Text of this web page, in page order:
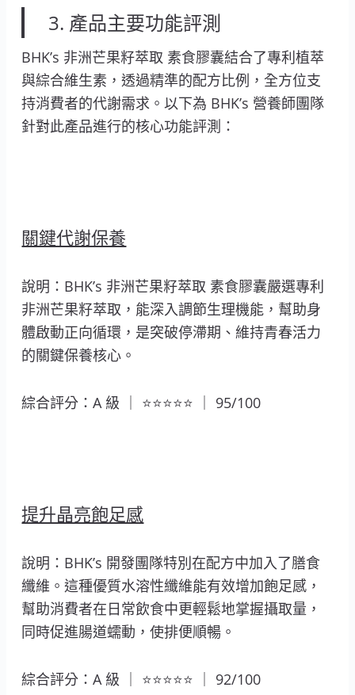
3. 產品主要功能評測
BHK’s 非洲芒果籽萃取 素食膠囊結合了專利植萃
與綜合維生素，透過精準的配方比例，全方位支
持消費者的代謝需求。以下為 BHK’s 營養師團隊
針對此產品進行的核心功能評測：
關鍵代謝保養
說明：BHK’s 非洲芒果籽萃取 素食膠囊嚴選專利
非洲芒果籽萃取，能深入調節生理機能，幫助身
體啟動正向循環，是突破停滯期、維持青春活力
的關鍵保養核心。
綜合評分：A 級 ｜ ⭐⭐⭐⭐⭐ ｜ 95/100
提升晶亮飽足感
說明：BHK’s 開發團隊特別在配方中加入了膳食
纖維。這種優質水溶性纖維能有效增加飽足感，
幫助消費者在日常飲食中更輕鬆地掌握攝取量，
同時促進腸道蠕動，使排便順暢。
綜合評分：A 級 ｜ ⭐⭐⭐⭐⭐ ｜ 92/100